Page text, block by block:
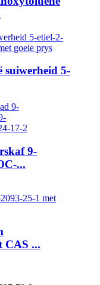
suiwerheid 5-
9-
...
CAS ...